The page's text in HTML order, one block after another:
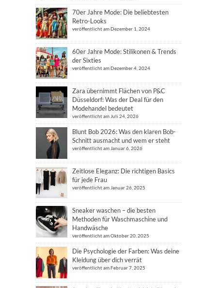
70er Jahre Mode: Die beliebtesten
Retro-Looks
veröffentlicht am Dezember 1, 2024
60er Jahre Mode: Stilikonen & Trends
der Sixties
veröffentlicht am Dezember 4, 2024
Zara übernimmt Flächen von P&C
Düsseldorf: Was der Deal für den
Modehandel bedeutet
veröffentlicht am Juli 24, 2026
Blunt Bob 2026: Was den klaren Bob-
Schnitt ausmacht und wem er steht
veröffentlicht am Januar 6, 2026
Zeitlose Eleganz: Die richtigen Basics
für jede Frau
veröffentlicht am Januar 26, 2025
Sneaker waschen – die besten
Methoden für Waschmaschine und
Handwäsche
veröffentlicht am Oktober 20, 2025
Die Psychologie der Farben: Was deine
Kleidung über dich verrät
veröffentlicht am Februar 7, 2025